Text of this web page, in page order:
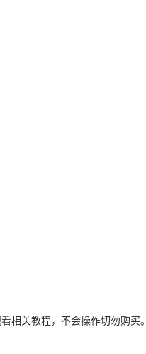
相关教程，不会操作切勿购买。